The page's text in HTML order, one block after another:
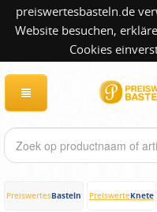
preiswertesbasteln.de
Website besuchen,
Cookies
PreiswertesBasteln PreiswerteKnete